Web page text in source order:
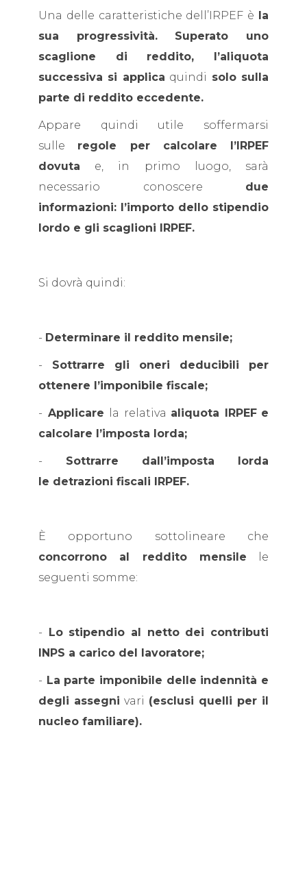
Una delle caratteristiche dell’IRPEF è
la
sua progressività.
Superato uno
scaglione di reddito, l’aliquota
successiva si applica quindi solo sulla
parte di reddito eccedente.
Appare quindi utile soffermarsi
sulle regole per calcolare l’IRPEF
dovuta e, in primo luogo, sarà
necessario conoscere due
informazioni: l’importo dello stipendio
lordo e gli scaglioni IRPEF.
Si dovrà quindi:
- Determinare il reddito mensile;
- Sottrarre gli oneri deducibili per
ottenere l’imponibile fiscale;
- Applicare la relativa aliquota IRPEF e
calcolare l’imposta lorda;
- Sottrarre dall’imposta lorda
le detrazioni fiscali IRPEF.
È opportuno sottolineare che
concorrono al reddito mensile le
seguenti somme:
- Lo stipendio al netto dei contributi
INPS a carico del lavoratore;
- La parte imponibile delle indennità e
degli assegni vari (esclusi quelli per il
nucleo familiare).